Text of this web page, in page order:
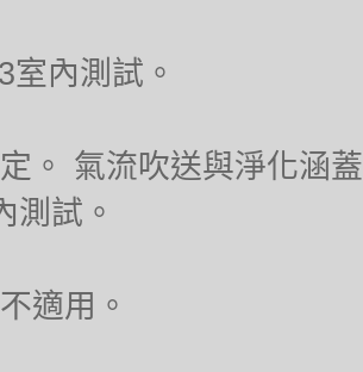
室內測試。
。 氣流吹送與淨化涵
測試。
適用。